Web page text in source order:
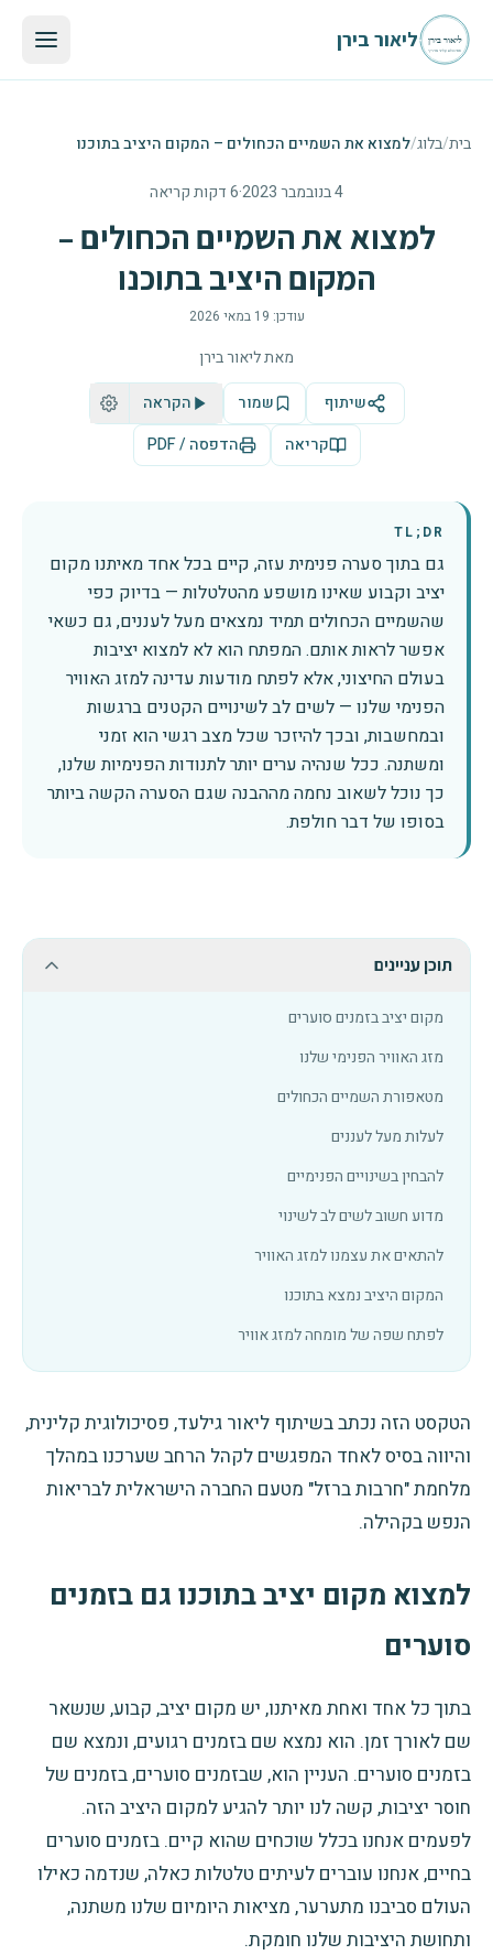
דלגו לתוכן הראשי
ליאור בירן
בית/בלוג/למצוא את השמיים הכחולים – המקום היציב בתוכנו
4 בנובמבר 2023 ·6 דקות קריאה
למצוא את השמיים הכחולים –
המקום היציב בתוכנו
עודכן: 19 במאי 2026
מאתליאור בירן
שיתוף
שמור
הקראה
קריאה
הדפסה / PDF
TL;DR
גם בתוך סערה פנימית עזה, קיים בכל אחד מאיתנו מקום
יציב וקבוע שאינו מושפע מהטלטלות — בדיוק כפי
שהשמיים הכחולים תמיד נמצאים מעל לעננים, גם כשאי
אפשר לראות אותם. המפתח הוא לא למצוא יציבות
בעולם החיצוני, אלא לפתח מודעות עדינה למזג האוויר
הפנימי שלנו — לשים לב לשינויים הקטנים ברגשות
ובמחשבות, ובכך להיזכר שכל מצב רגשי הוא זמני
ומשתנה. ככל שנהיה ערים יותר לתנודות הפנימיות שלנו,
כך נוכל לשאוב נחמה מההבנה שגם הסערה הקשה ביותר
בסופו של דבר חולפת.
תוכן עניינים
מקום יציב בזמנים סוערים
מזג האוויר הפנימי שלנו
מטאפורת השמיים הכחולים
לעלות מעל לעננים
להבחין בשינויים הפנימיים
מדוע חשוב לשים לב לשינוי
להתאים את עצמנו למזג האוויר
המקום היציב נמצא בתוכנו
לפתח שפה של מומחה למזג אוויר
הטקסט הזה נכתב בשיתוף ליאור גילעד, פסיכולוגית קלינית,
והיווה בסיס לאחד המפגשים לקהל הרחב שערכנו במהלך
מלחמת "חרבות ברזל" מטעם החברה הישראלית לבריאות
הנפש בקהילה.
למצוא מקום יציב בתוכנו גם בזמנים
סוערים
בתוך כל אחד ואחת מאיתנו, יש מקום יציב, קבוע, שנשאר
שם לאורך זמן. הוא נמצא שם בזמנים רגועים, ונמצא שם
בזמנים סוערים. העניין הוא, שבזמנים סוערים, בזמנים של
חוסר יציבות, קשה לנו יותר להגיע למקום היציב הזה.
לפעמים אנחנו בכלל שוכחים שהוא קיים. בזמנים סוערים
בחיים, אנחנו עוברים לעיתים טלטלות כאלה, שנדמה כאילו
העולם סביבנו מתערער, מציאות היומיום שלנו משתנה,
ותחושת היציבות שלנו חומקת.